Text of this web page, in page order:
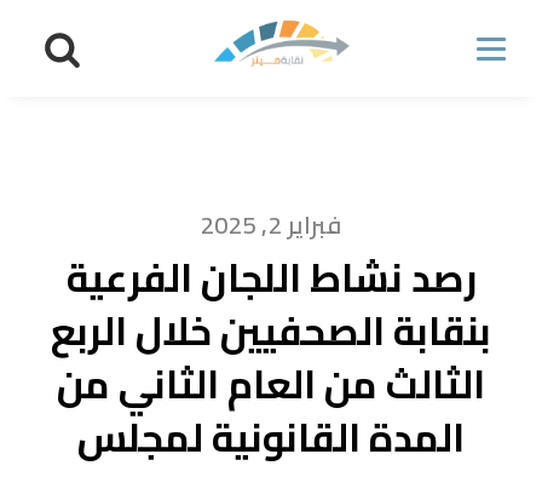
فبراير 2, 2025
رصد نشاط اللجان الفرعية
بنقابة الصحفيين خلال الربع
الثالث من العام الثاني من
المدة القانونية لمجلس